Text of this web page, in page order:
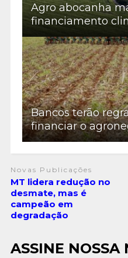
Agro abocanha
financiamento
Bancos terão
financiar o
Novas Publicações
MT lidera redução no
desmate, mas é
campeão em
degradação
ASSINE NOSSA